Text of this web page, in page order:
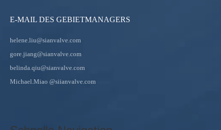
E-MAIL DES GEBIETMANAGERS
helene.liu@sianvalve.com
gore.jiang@sianvalve.com
belinda.qiu@sianvalve.com
Michael.Miao @siianvalve.com